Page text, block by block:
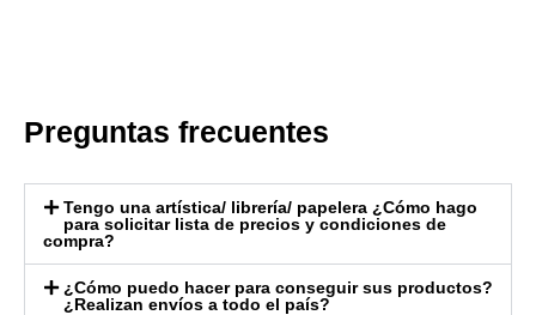
Preguntas frecuentes
Tengo una artística/ librería/ papelera ¿Cómo hago
para solicitar lista de precios y condiciones de
compra?
¿Cómo puedo hacer para conseguir sus productos?
¿Realizan envíos a todo el país?